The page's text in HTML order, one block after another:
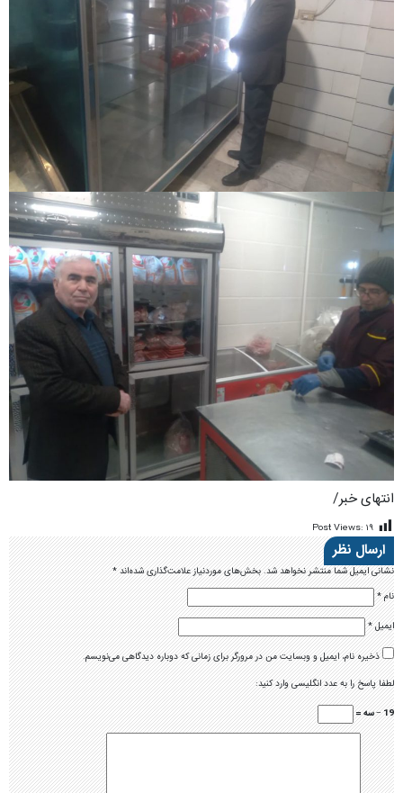
انتهای خبر/
Post Views: ۱۹
ارسال نظر
نشانی ایمیل شما منتشر نخواهد شد.بخش‌های موردنیاز علامت‌گذاری شده‌اند*
نام*
ایمیل*
ذخیره نام، ایمیل و وبسایت من در مرورگر برای زمانی که دوباره دیدگاهی می‌نویسم.
لطفا پاسخ را به عدد انگلیسی وارد کنید:
19 − سه =